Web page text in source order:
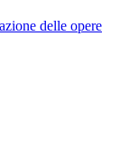
delle opere